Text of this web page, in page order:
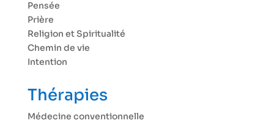
Pensée
Prière
Religion et Spiritualité
Chemin de vie
Intention
Thérapies
Médecine conventionnelle